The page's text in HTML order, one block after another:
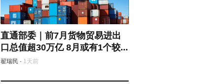
直通部委｜前7月货物贸易进出
口总值超30万亿 8月或有1个较...
翟瑞民 · 1天前